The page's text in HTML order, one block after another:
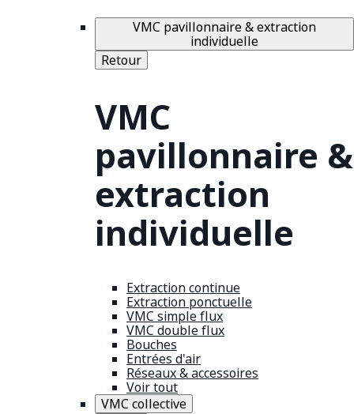
VMC pavillonnaire & extraction
individuelle
Retour
VMC
pavillonnaire &
extraction
individuelle
Extraction continue
Extraction ponctuelle
VMC simple flux
VMC double flux
Bouches
Entrées d'air
Réseaux & accessoires
Voir tout
VMC collective